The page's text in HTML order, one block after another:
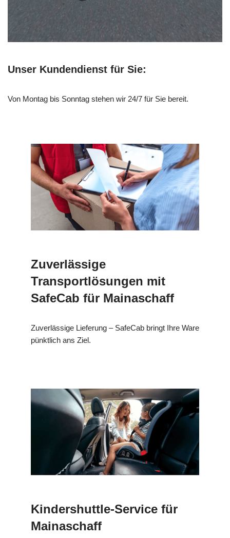
Unser Kundendienst für Sie:
Von Montag bis Sonntag stehen wir 24/7 für Sie bereit.
Zuverlässige
Transportlösungen mit
SafeCab für Mainaschaff
Zuverlässige Lieferung – SafeCab bringt Ihre Ware
pünktlich ans Ziel.
Kindershuttle-Service für
Mainaschaff